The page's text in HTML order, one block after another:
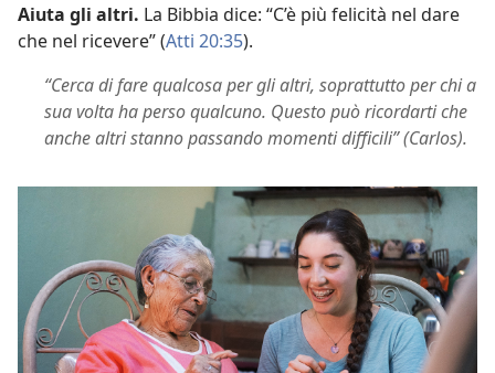
Aiuta gli altri. La Bibbia dice: “C’è più felicità nel dare
che nel ricevere” (Atti 20:35).
“Cerca di fare qualcosa per gli altri, soprattutto per chi a
sua volta ha perso qualcuno. Questo può ricordarti che
anche altri stanno passando momenti difficili” (Carlos).